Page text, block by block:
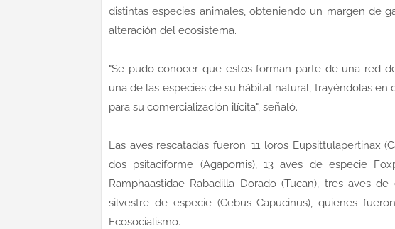
distintas especies animales, obteniendo un margen de
alteración del ecosistema.
"Se pudo conocer que estos forman parte de una red
una de las especies de su hábitat natural, trayéndolas en
para su comercialización ilícita", señaló.
Las aves rescatadas fueron: 11 loros Eupsittulapertinax
dos psitaciforme (Agapornis), 13 aves de especie
Ramphaastidae Rabadilla Dorado (Tucan), tres aves
silvestre de especie (Cebus Capucinus), quienes
Ecosocialismo.